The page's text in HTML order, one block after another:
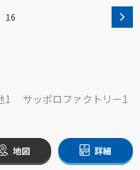
16
1 サッポロファクトリー1
地図 詳細